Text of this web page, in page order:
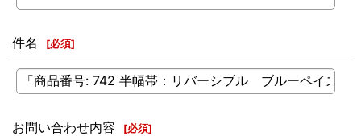
件名 [必須]
お問い合わせ内容 [必須]